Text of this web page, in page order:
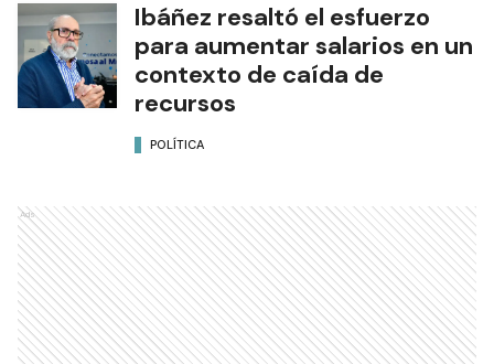
Ibáñez resaltó el esfuerzo
para aumentar salarios en un
contexto de caída de
recursos
POLÍTICA
Ads